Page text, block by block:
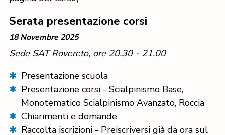
Serata presentazione corsi
18 Novembre 2025
Sede SAT Rovereto, ore 20.30 - 21.00
Presentazione scuola
Presentazione corsi - Scialpinismo Base,
Monotematico Scialpinismo Avanzato, Roccia
Chiarimenti e domande
Raccolta iscrizioni - Preiscriversi già da ora sul